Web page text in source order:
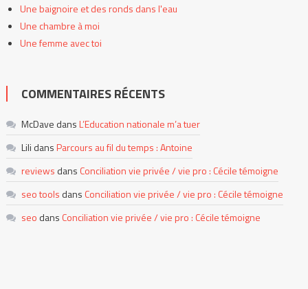
Une baignoire et des ronds dans l'eau
Une chambre à moi
Une femme avec toi
COMMENTAIRES RÉCENTS
McDave dansL’Education nationale m’a tuer
Lili dansParcours au fil du temps : Antoine
reviews dans Conciliation vie privée / vie pro : Cécile témoigne
seo tools dans Conciliation vie privée / vie pro : Cécile témoigne
seo dans Conciliation vie privée / vie pro : Cécile témoigne